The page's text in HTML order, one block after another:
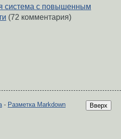
система с повышенным
(72 комментария)
Вверх
- Разметка Markdown